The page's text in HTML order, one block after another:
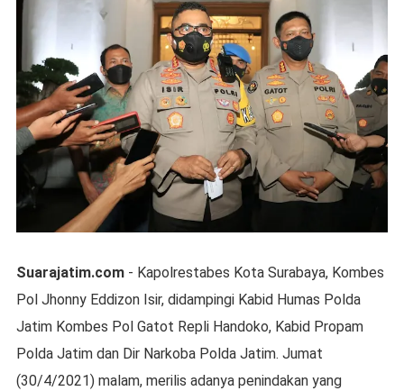
Suarajatim.com- Kapolrestabes Kota Surabaya, Kombes
Pol Jhonny Eddizon Isir, didampingi Kabid Humas Polda
Jatim Kombes Pol Gatot Repli Handoko, Kabid Propam
Polda Jatim dan Dir Narkoba Polda Jatim. Jumat
(30/4/2021) malam, merilis adanya penindakan yang